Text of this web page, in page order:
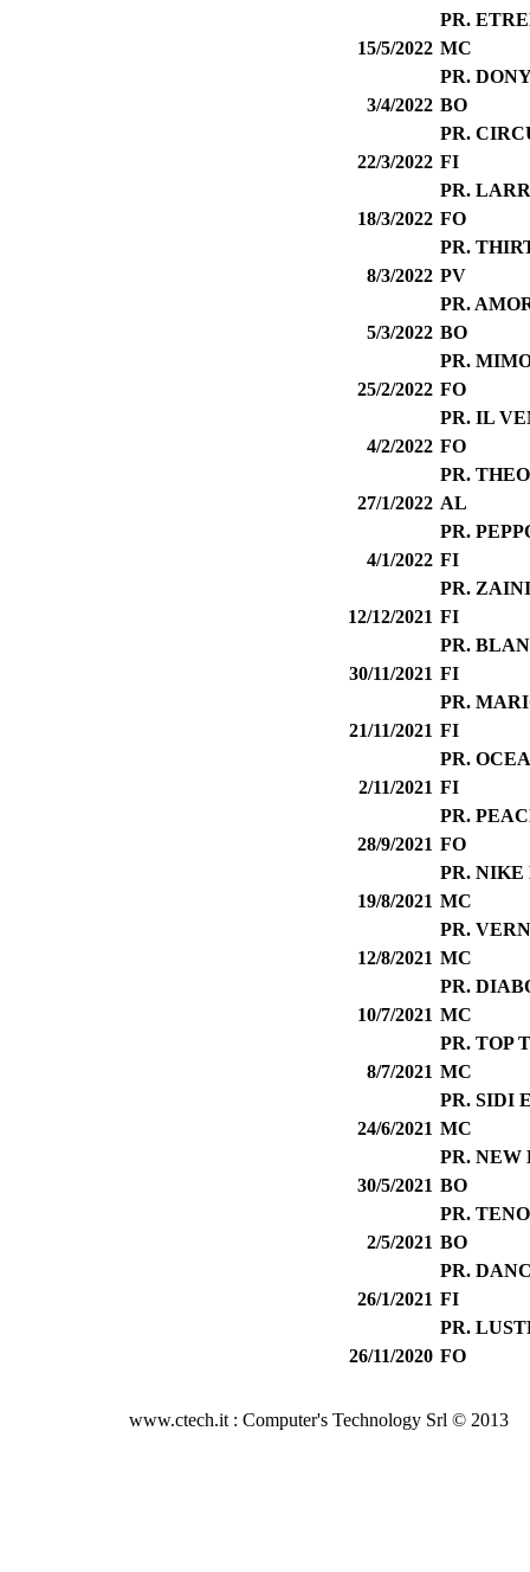
PR.
15/5/2022 MC
PR.
3/4/2022 BO
PR.
22/3/2022 FI
PR.
18/3/2022 FO
PR.
8/3/2022 PV
PR.
5/3/2022 BO
PR.
25/2/2022 FO
PR. IL
4/2/2022 FO
PR.
27/1/2022 AL
PR.
4/1/2022 FI
PR.
12/12/2021 FI
PR.
30/11/2021 FI
PR.
21/11/2021 FI
PR.
2/11/2021 FI
PR.
28/9/2021 FO
PR. NIKE
19/8/2021 MC
PR.
12/8/2021 MC
PR.
10/7/2021 MC
PR. TOP
8/7/2021 MC
PR. SIDI
24/6/2021 MC
PR. NEW
30/5/2021 BO
PR.
2/5/2021 BO
PR.
26/1/2021 FI
PR.
26/11/2020 FO
www.ctech.it : Computer's Technology Srl © 2013